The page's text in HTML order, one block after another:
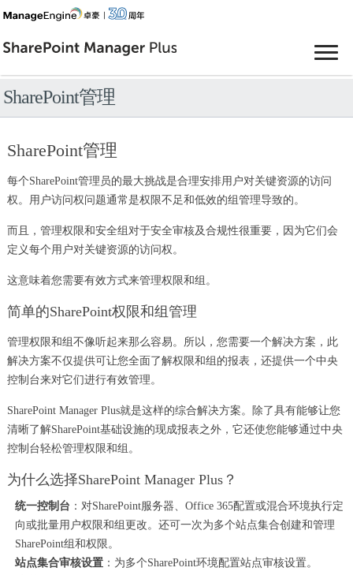
SharePoint管理
SharePoint管理
每个SharePoint管理员的最大挑战是合理安排用户对关键资源的访问
权。用户访问权问题通常是权限不足和低效的组管理导致的。
而且，管理权限和安全组对于安全审核及合规性很重要，因为它们会
定义每个用户对关键资源的访问权。
这意味着您需要有效方式来管理权限和组。
简单的SharePoint权限和组管理
管理权限和组不像听起来那么容易。所以，您需要一个解决方案，此
解决方案不仅提供可让您全面了解权限和组的报表，还提供一个中央
控制台来对它们进行有效管理。
SharePoint Manager Plus就是这样的综合解决方案。除了具有能够让您
清晰了解SharePoint基础设施的现成报表之外，它还使您能够通过中央
控制台轻松管理权限和组。
为什么选择SharePoint Manager Plus？
统一控制台 ：对SharePoint服务器、Office 365配置或混合环境执行定
向或批量用户权限和组更改。还可一次为多个站点集合创建和管理
SharePoint组和权限。
站点集合审核设置：为多个SharePoint环境配置站点审核设置。